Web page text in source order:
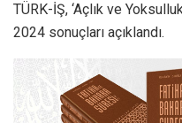
TÜRK-İŞ, ‘Açlık ve Yoksulluk
2024 sonuçları açıklandı.